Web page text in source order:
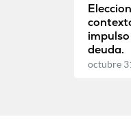
deuda.
octubre